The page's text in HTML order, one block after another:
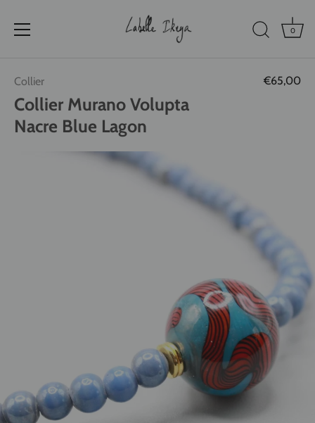
contenu
0
Collier €65,00
Collier Murano Volupta
Nacre Blue Lagon